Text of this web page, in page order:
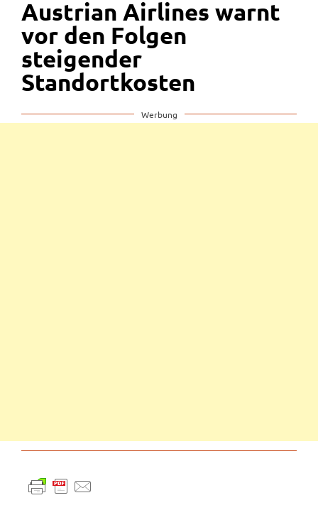
Austrian Airlines warnt
vor den Folgen
steigender
Standortkosten
Werbung